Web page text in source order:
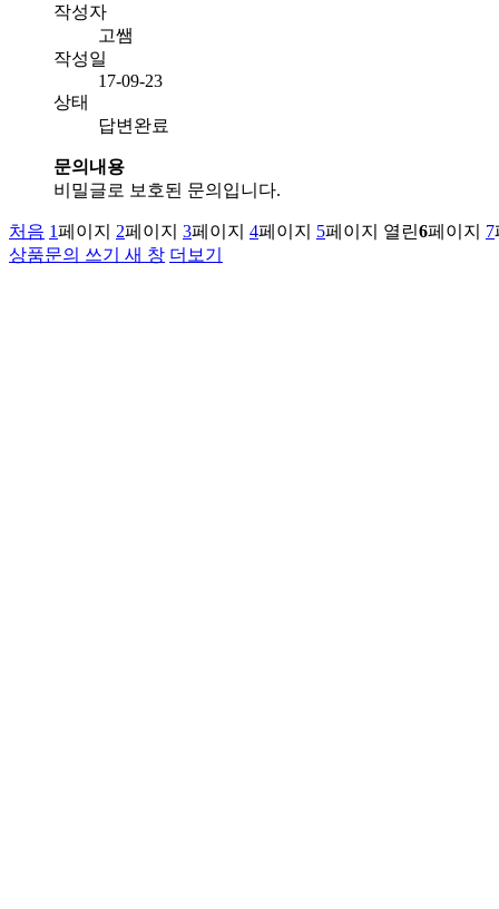
작성자
고쌤
작성일
17-09-23
상태
답변완료
문의내용
비밀글로 보호된 문의입니다.
처음 1페이지 2페이지 3페이지 4페이지 5페이지 열린6페이지 7
상품문의 쓰기
새 창 더보기